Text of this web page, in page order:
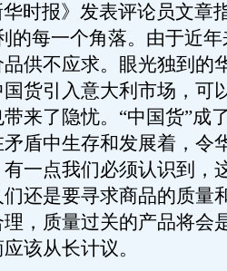
时报》发表评论员文章
的每一个角落。由于近
供不应求。眼光独到的
货引入意大利市场，可
来了隐忧。“中国货”成
盾中生存和发展着，令
一点我们必须认识到，
还是要寻求商品的质量
，质量过关的产品将会
该从长计议。